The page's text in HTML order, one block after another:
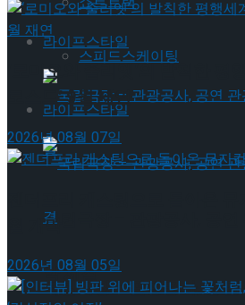
라이프스타일
국립극장 – 관광공사, 공연
약 체결
스피드스케이팅
라이프스타일
국립극장 – 관광공사, 공
‘로미오와 줄리엣’의 발칙한 평
로스드’ 9월 재연
2026년 08월 07일
월 개막
2026년 08월 05일